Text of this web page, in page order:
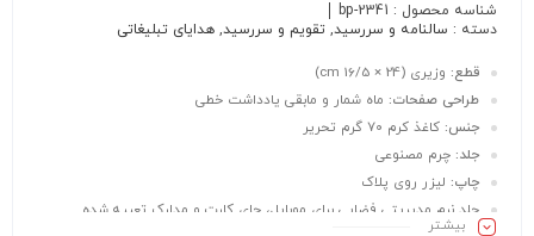
شناسه محصول : bp-2341
دسته : سالنامه و سررسید, تقویم و سررسید, هدایای تبلیغاتی
قطع: وزیری (24 × 16/5 cm)
طراحی صفحات: ماه شمار و مابقی یادداشت خطی
جنس: کاغذ کرم ۷۰ گرم تحریر
جلد: چرم مصنوعی
چاپ: لیزر روی پلاک
جلد نرم مدیریتی فضایی برای موبایل، جای کارت و مدارک تعبیه شده
بیشـتر